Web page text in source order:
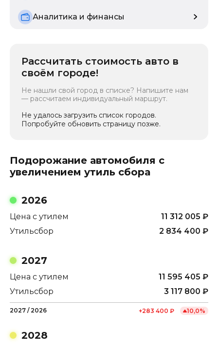
Аналитика и финансы
Рассчитать стоимость авто в
своём городе!
Не нашли свой город в списке? Напишите нам
— рассчитаем индивидуальный маршрут.
Не удалось загрузить список городов.
Попробуйте обновить страницу позже.
Подорожание автомобиля с
увеличением утиль сбора
2026
Цена с утилем 11 312 005 ₽
Утильсбор
2 834 400 ₽
2027
Цена с утилем 11 595 405 ₽
Утильсбор
3 117 800 ₽
2027 / 2026 +283 400 ₽ 10,0%
2028